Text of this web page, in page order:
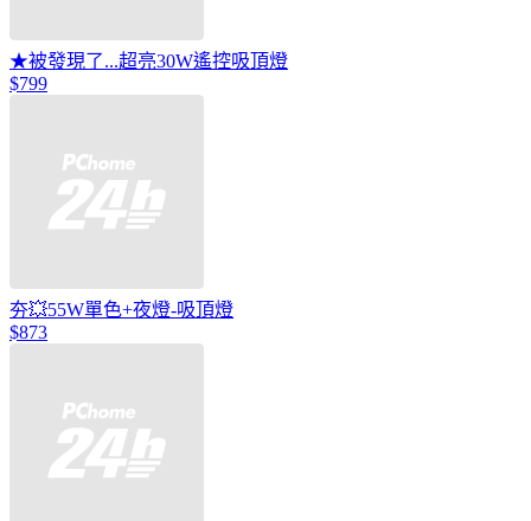
★被發現了...超亮30W遙控吸頂燈
$799
夯💥55W單色+夜燈-吸頂燈
$873